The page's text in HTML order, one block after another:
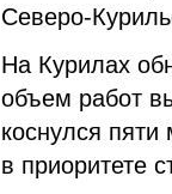
Северо-
На Курилах
объем работ
коснулся
в приоритете